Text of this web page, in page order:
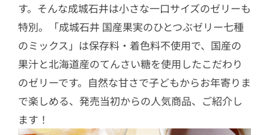
す。そんな成城石井は小さな一口サイズのゼリーも
特別。「成城石井 国産果実のひとつぶゼリー七種
のミックス」は保存料・着色料不使用で、国産の
果汁と北海道産のてんさい糖を使用したこだわり
のゼリーです。自然な甘さで子どもからお年寄りま
で楽しめる、発売当初からの人気商品、ご紹介し
ます！